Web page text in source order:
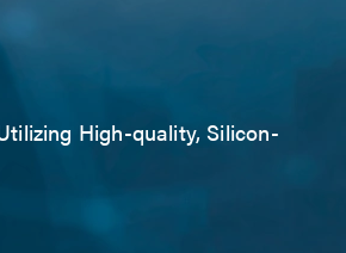
High-quality, Silicon-